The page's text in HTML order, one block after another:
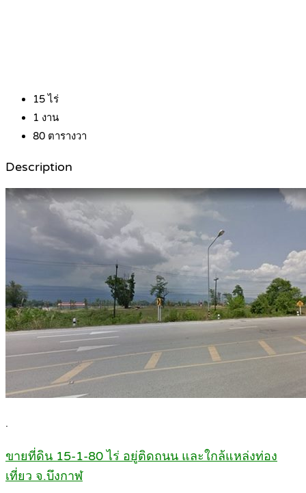
15ไร่
1 งาน
80 ตารางวา
Description
.
ขายที่ดิน 15-1-80 ไร่ อยู่ติดถนน และใกล้แหล่งท่อง
เที่ยว จ.บึงกาฬ